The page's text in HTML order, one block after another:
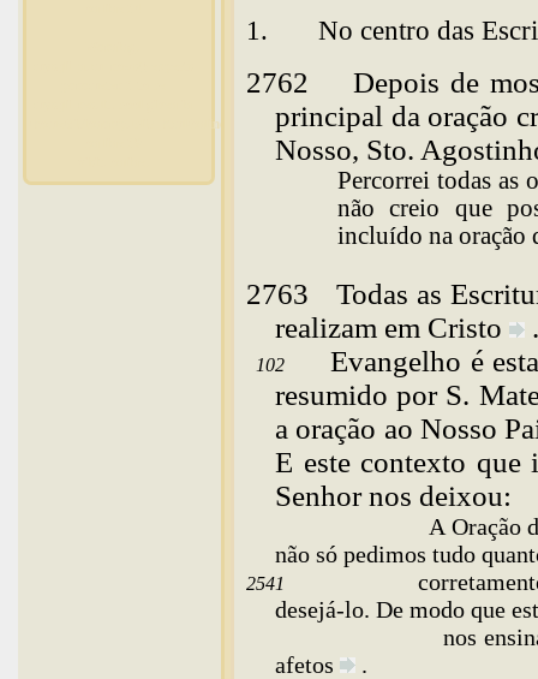
/home/dicionar/public_html/online.php
1. No centro das
2762
Depois de
principal da oração
Nosso, Sto.
Percorrei todas as
não creio que
incluído na oração
2763 Todas as
realizam em Cristo
102Evangelho é esta
resumido por S.
a oração ao Nosso
E este contexto que
Senhor nos deixou:
A Oração
não só pedimos tudo
2541
desejá-lo. De modo que
nos
afetos
.